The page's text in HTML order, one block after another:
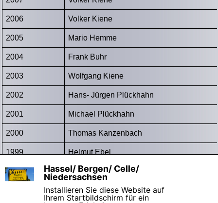
2006 Volker Kiene
2005 Mario Hemme
2004 Frank Buhr
2003 Wolfgang Kiene
2002 Hans- Jürgen Plückhahn
2001 Michael Plückhahn
2000 Thomas Kanzenbach
1999 Helmut Ebel
1998 Michael Plückhahn
Hassel/ Bergen/ Celle/
Niedersachsen
Installieren Sie diese Website auf
Ihrem Startbildschirm für ein
X